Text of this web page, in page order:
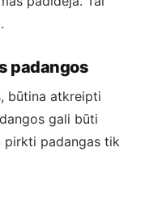
padangos
būtina atkreipti
gali būti
pirkti padangas tik